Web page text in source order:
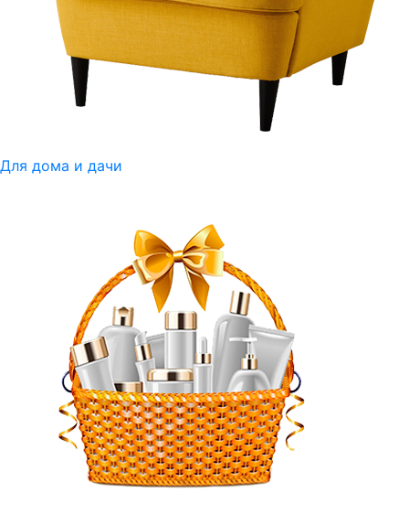
Для дома и дачи